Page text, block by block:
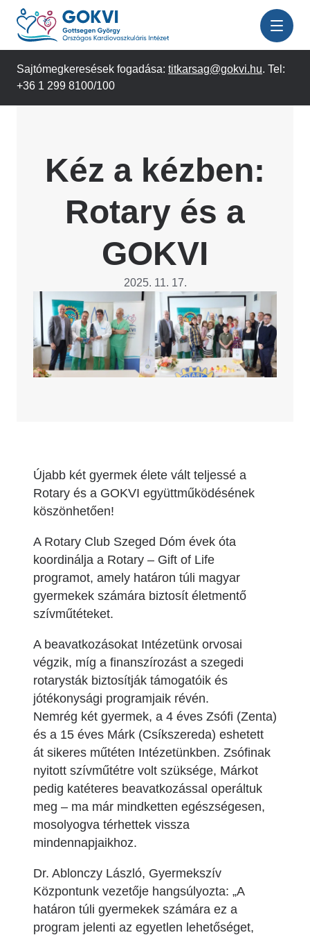
Ugrás
tartalomra
Sajtómegkeresések fogadása: titkarsag@gokvi.hu. Tel:
+36 1 299 8100/100
Kéz a kézben:
Rotary és a
GOKVI
2025. 11. 17.
Image
Újabb két gyermek élete vált teljessé a
Rotary és a GOKVI együttműködésének
köszönhetően!
A Rotary Club Szeged Dóm évek óta
koordinálja a Rotary – Gift of Life
programot, amely határon túli magyar
gyermekek számára biztosít életmentő
szívműtéteket.
A beavatkozásokat Intézetünk orvosai
végzik, míg a finanszírozást a szegedi
rotarysták biztosítják támogatóik és
jótékonysági programjaik révén.
Nemrég két gyermek, a 4 éves Zsófi (Zenta)
és a 15 éves Márk (Csíkszereda) eshetett
át sikeres műtéten Intézetünkben. Zsófinak
nyitott szívműtétre volt szüksége, Márkot
pedig katéteres beavatkozással operáltuk
meg – ma már mindketten egészségesen,
mosolyogva térhettek vissza
mindennapjaikhoz.
Dr. Ablonczy László, Gyermekszív
Központunk vezetője hangsúlyozta: „A
határon túli gyermekek számára ez a
program jelenti az egyetlen lehetőséget,